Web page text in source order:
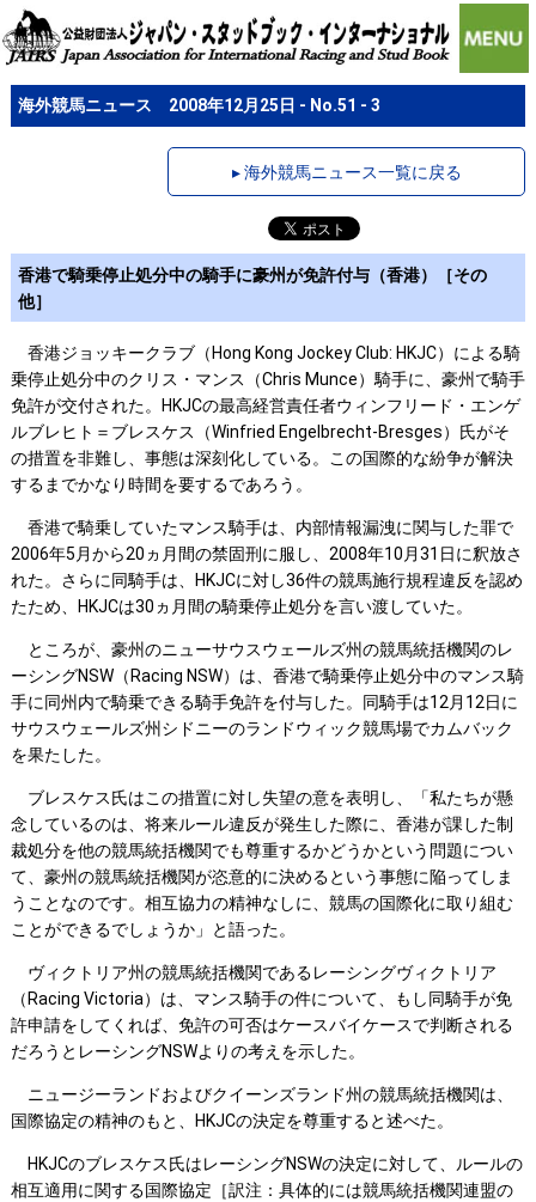
海外競馬ニュース 2008年12月25日 - No.51 - 3
▸ 海外競馬ニュース一覧に戻る
香港で騎乗停止処分中の騎手に豪州が免許付与（香港）［その
他］
香港ジョッキークラブ（Hong Kong Jockey Club: HKJC）による騎
乗停止処分中のクリス・マンス（Chris Munce）騎手に、豪州で騎手
免許が交付された。HKJCの最高経営責任者ウィンフリード・エンゲ
ルブレヒト＝ブレスケス（Winfried Engelbrecht-Bresges）氏がそ
の措置を非難し、事態は深刻化している。この国際的な紛争が解決
するまでかなり時間を要するであろう。
香港で騎乗していたマンス騎手は、内部情報漏洩に関与した罪で
2006年5月から20ヵ月間の禁固刑に服し、2008年10月31日に釈放さ
れた。さらに同騎手は、HKJCに対し36件の競馬施行規程違反を認め
たため、HKJCは30ヵ月間の騎乗停止処分を言い渡していた。
ところが、豪州のニューサウスウェールズ州の競馬統括機関のレ
ーシングNSW（Racing NSW）は、香港で騎乗停止処分中のマンス騎
手に同州内で騎乗できる騎手免許を付与した。同騎手は12月12日に
サウスウェールズ州シドニーのランドウィック競馬場でカムバック
を果たした。
ブレスケス氏はこの措置に対し失望の意を表明し、「私たちが懸
念しているのは、将来ルール違反が発生した際に、香港が課した制
裁処分を他の競馬統括機関でも尊重するかどうかという問題につい
て、豪州の競馬統括機関が恣意的に決めるという事態に陥ってしま
うことなのです。相互協力の精神なしに、競馬の国際化に取り組む
ことができるでしょうか」と語った。
ヴィクトリア州の競馬統括機関であるレーシングヴィクトリア
（Racing Victoria）は、マンス騎手の件について、もし同騎手が免
許申請をしてくれば、免許の可否はケースバイケースで判断される
だろうとレーシングNSWよりの考えを示した。
ニュージーランドおよびクイーンズランド州の競馬統括機関は、
国際協定の精神のもと、HKJCの決定を尊重すると述べた。
HKJCのブレスケス氏はレーシングNSWの決定に対して、ルールの
相互適用に関する国際協定［訳注：具体的には競馬統括機関連盟の